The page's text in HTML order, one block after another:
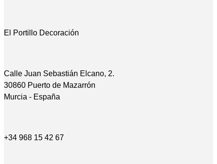
El Portillo Decoración
Calle Juan Sebastián Elcano, 2.
30860 Puerto de Mazarrón
Murcia - España
+34 968 15 42 67